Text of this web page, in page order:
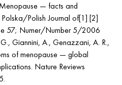
— facts and
Polish Journal of[1] [2]
57; Numer/Number 5/2006
Giannini, A., Genazzani, A. R.,
of menopause — global
Nature Reviews